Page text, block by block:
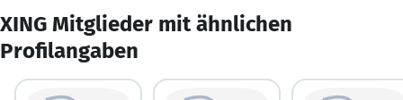
XING Mitglieder mit ähnlichen
Profilangaben